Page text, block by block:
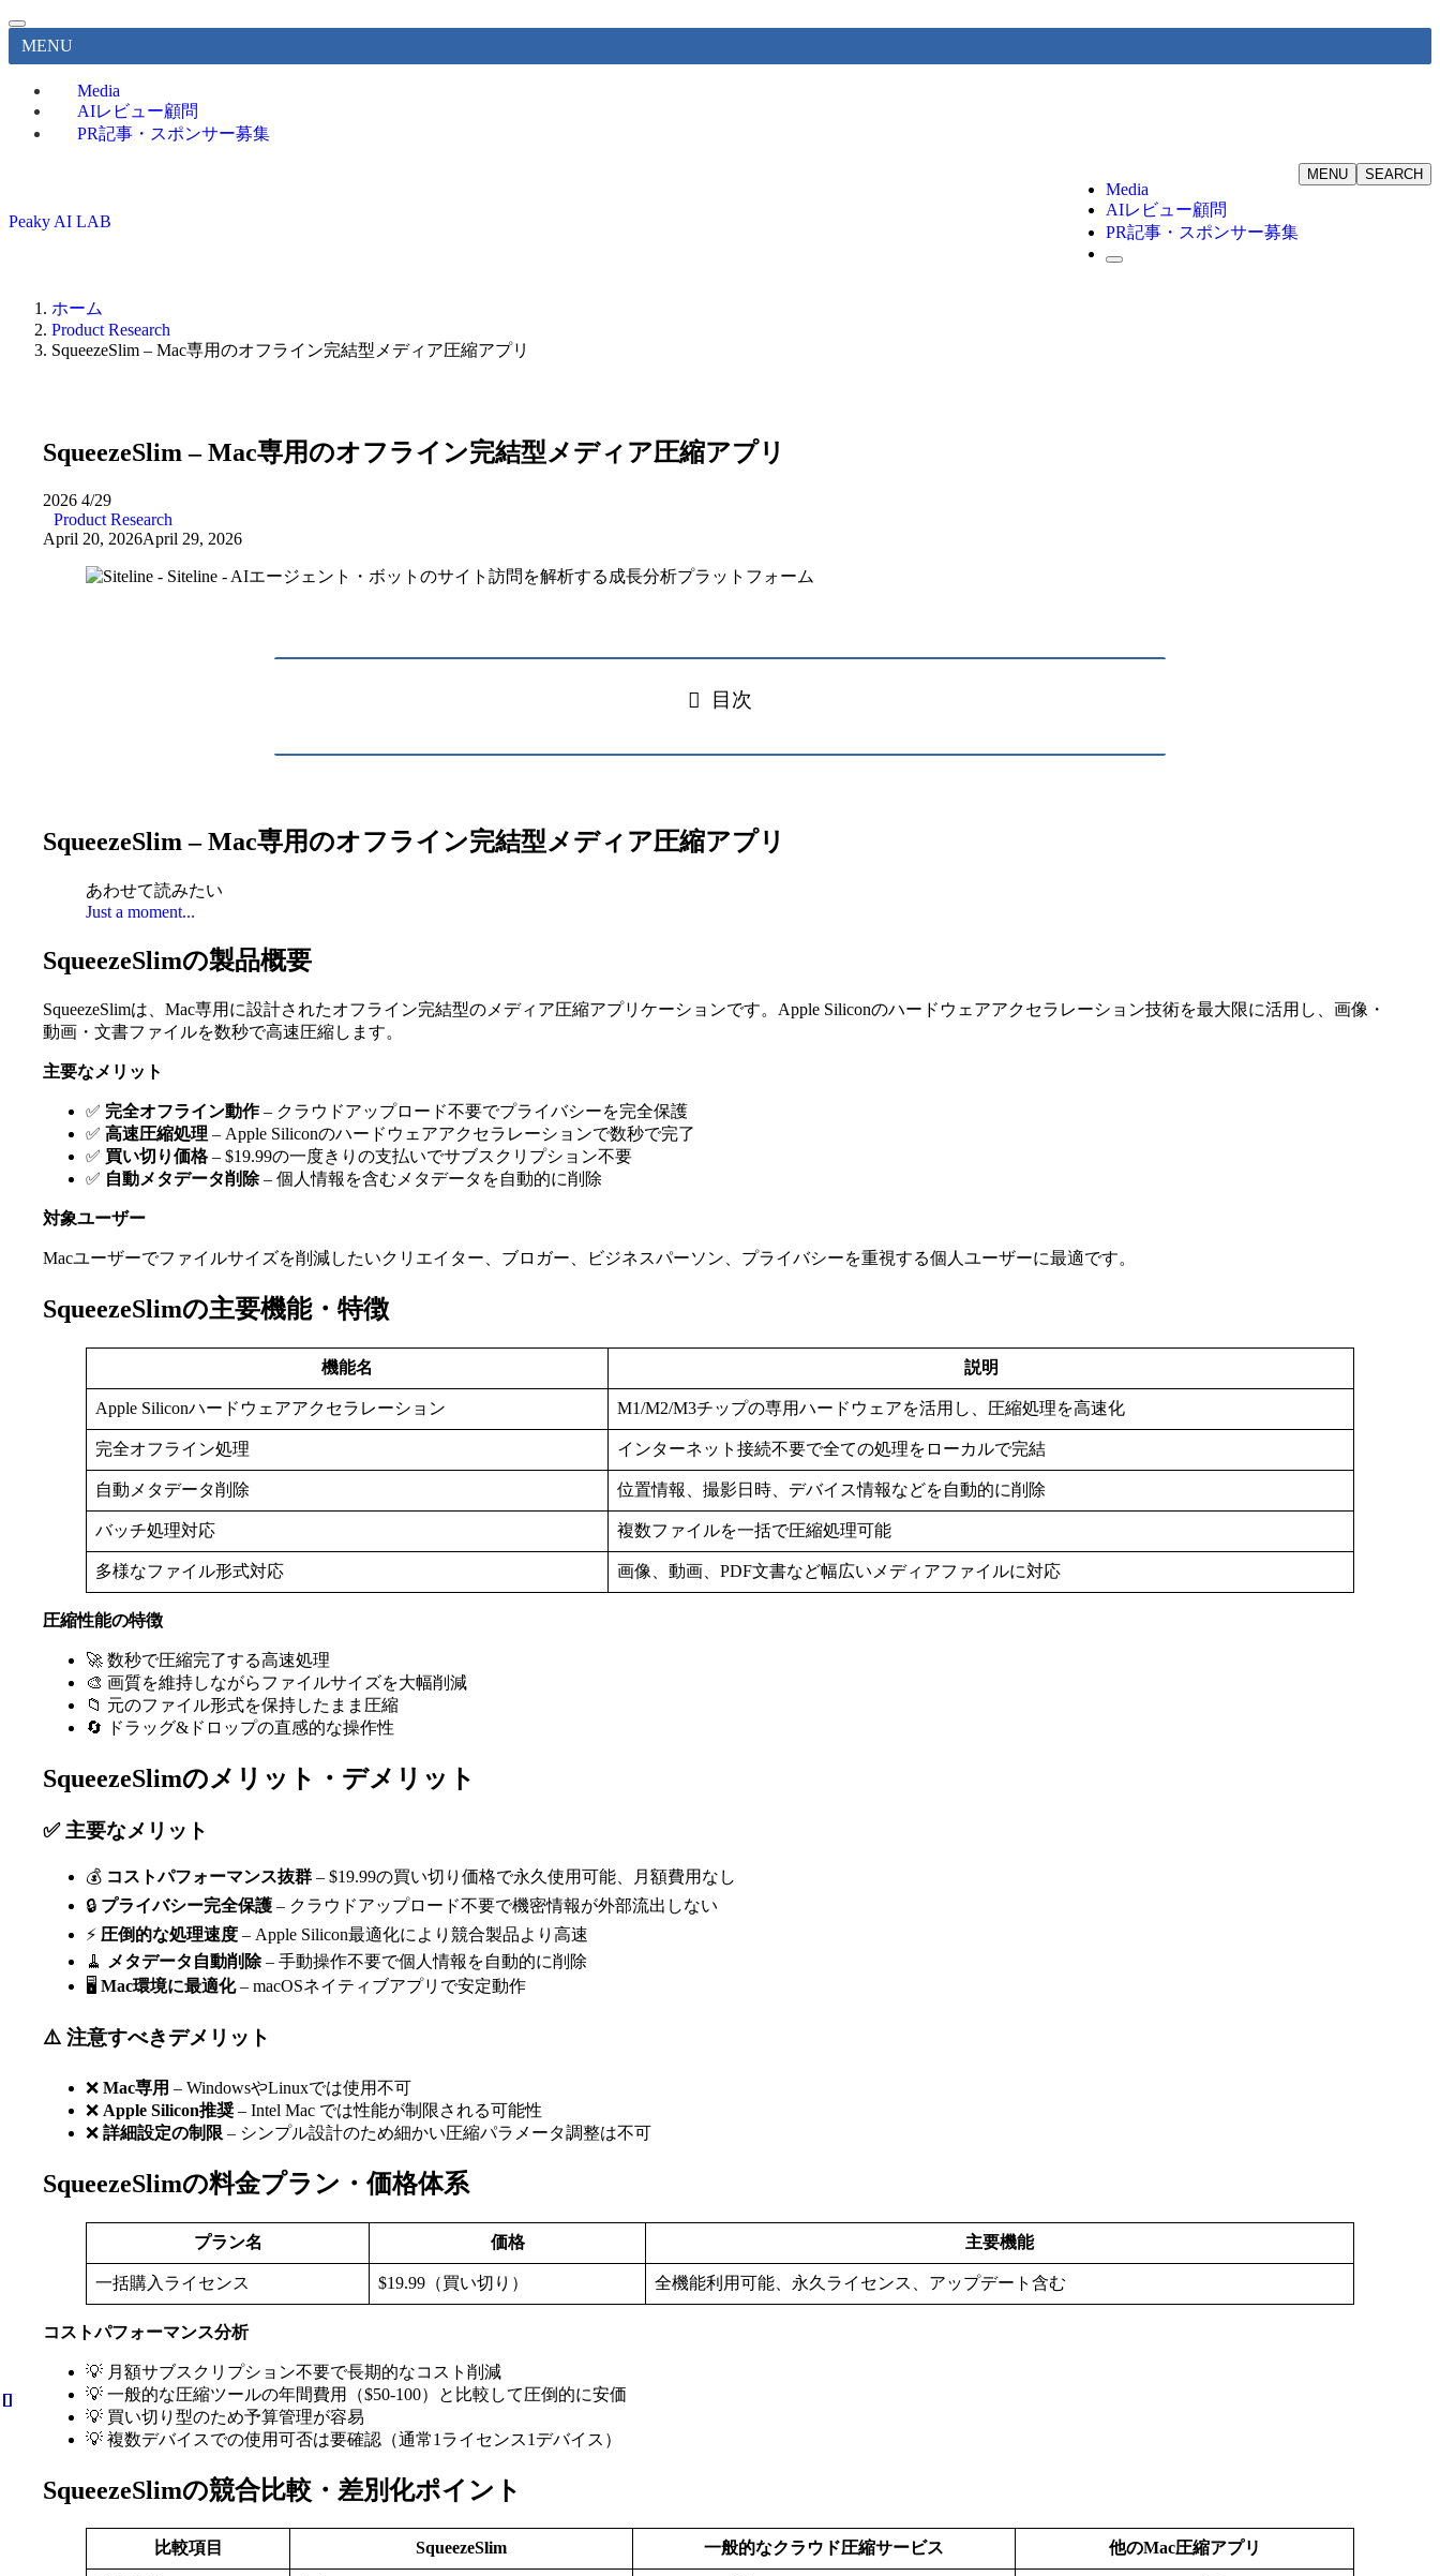
MENU
Media
AIレビュー顧問
PR記事・スポンサー募集
Peaky AI LAB
Media
AIレビュー顧問
PR記事・スポンサー募集
SEARCH
MENU
ホーム
Product Research
SqueezeSlim – Mac専用のオフライン完結型メディア圧縮アプリ
SqueezeSlim – Mac専用のオフライン完結型メディア圧縮アプリ
2026 4/29
Product Research
April 20, 2026April 29, 2026
目次
SqueezeSlim – Mac専用のオフライン完結型メディア圧縮アプリ
あわせて読みたい
Just a moment...
SqueezeSlimの製品概要
SqueezeSlimは、Mac専用に設計されたオフライン完結型のメディア圧縮アプリケーションです。Apple Siliconのハードウェアアクセラレーション技術を最大限に活用し、画像・
動画・文書ファイルを数秒で高速圧縮します。
主要なメリット
✅ 完全オフライン動作– クラウドアップロード不要でプライバシーを完全保護
✅ 高速圧縮処理 – Apple Siliconのハードウェアアクセラレーションで数秒で完了
✅ 買い切り価格– $19.99の一度きりの支払いでサブスクリプション不要
✅ 自動メタデータ削除– 個人情報を含むメタデータを自動的に削除
対象ユーザー
Macユーザーでファイルサイズを削減したいクリエイター、ブロガー、ビジネスパーソン、プライバシーを重視する個人ユーザーに最適です。
SqueezeSlimの主要機能・特徴
機能名 説明
Apple Siliconハードウェアアクセラレーション M1/M2/M3チップの専用ハードウェアを活用し、圧縮処理を高速化
完全オフライン処理 インターネット接続不要で全ての処理をローカルで完結
自動メタデータ削除 位置情報、撮影日時、デバイス情報などを自動的に削除
バッチ処理対応 複数ファイルを一括で圧縮処理可能
多様なファイル形式対応 画像、動画、PDF文書など幅広いメディアファイルに対応
圧縮性能の特徴
🚀 数秒で圧縮完了する高速処理
🎨 画質を維持しながらファイルサイズを大幅削減
📁 元のファイル形式を保持したまま圧縮
🔄 ドラッグ&ドロップの直感的な操作性
SqueezeSlimのメリット・デメリット
✅ 主要なメリット
💰 コストパフォーマンス抜群 – $19.99の買い切り価格で永久使用可能、月額費用なし
🔒 プライバシー完全保護 – クラウドアップロード不要で機密情報が外部流出しない
⚡ 圧倒的な処理速度 – Apple Silicon最適化により競合製品より高速
🧹
メタデータ自動削除– 手動操作不要で個人情報を自動的に削除
🖥️ Mac環境に最適化– macOSネイティブアプリで安定動作
⚠️ 注意すべきデメリット
❌ Mac専用 – WindowsやLinuxでは使用不可
❌ Apple Silicon推奨 – Intel Mac では性能が制限される可能性
❌ 詳細設定の制限 – シンプル設計のため細かい圧縮パラメータ調整は不可
SqueezeSlimの料金プラン・価格体系
プラン名 価格 主要機能
一括購入ライセンス $19.99（買い切り） 全機能利用可能、永久ライセンス、アップデート含む
コストパフォーマンス分析
💡 月額サブスクリプション不要で長期的なコスト削減
💡 一般的な圧縮ツールの年間費用（$50-100）と比較して圧倒的に安価
💡 買い切り型のため予算管理が容易
💡 複数デバイスでの使用可否は要確認（通常1ライセンス1デバイス）
SqueezeSlimの競合比較・差別化ポイント
比較項目 SqueezeSlim 一般的なクラウド圧縮サービス 他のMac圧縮アプリ